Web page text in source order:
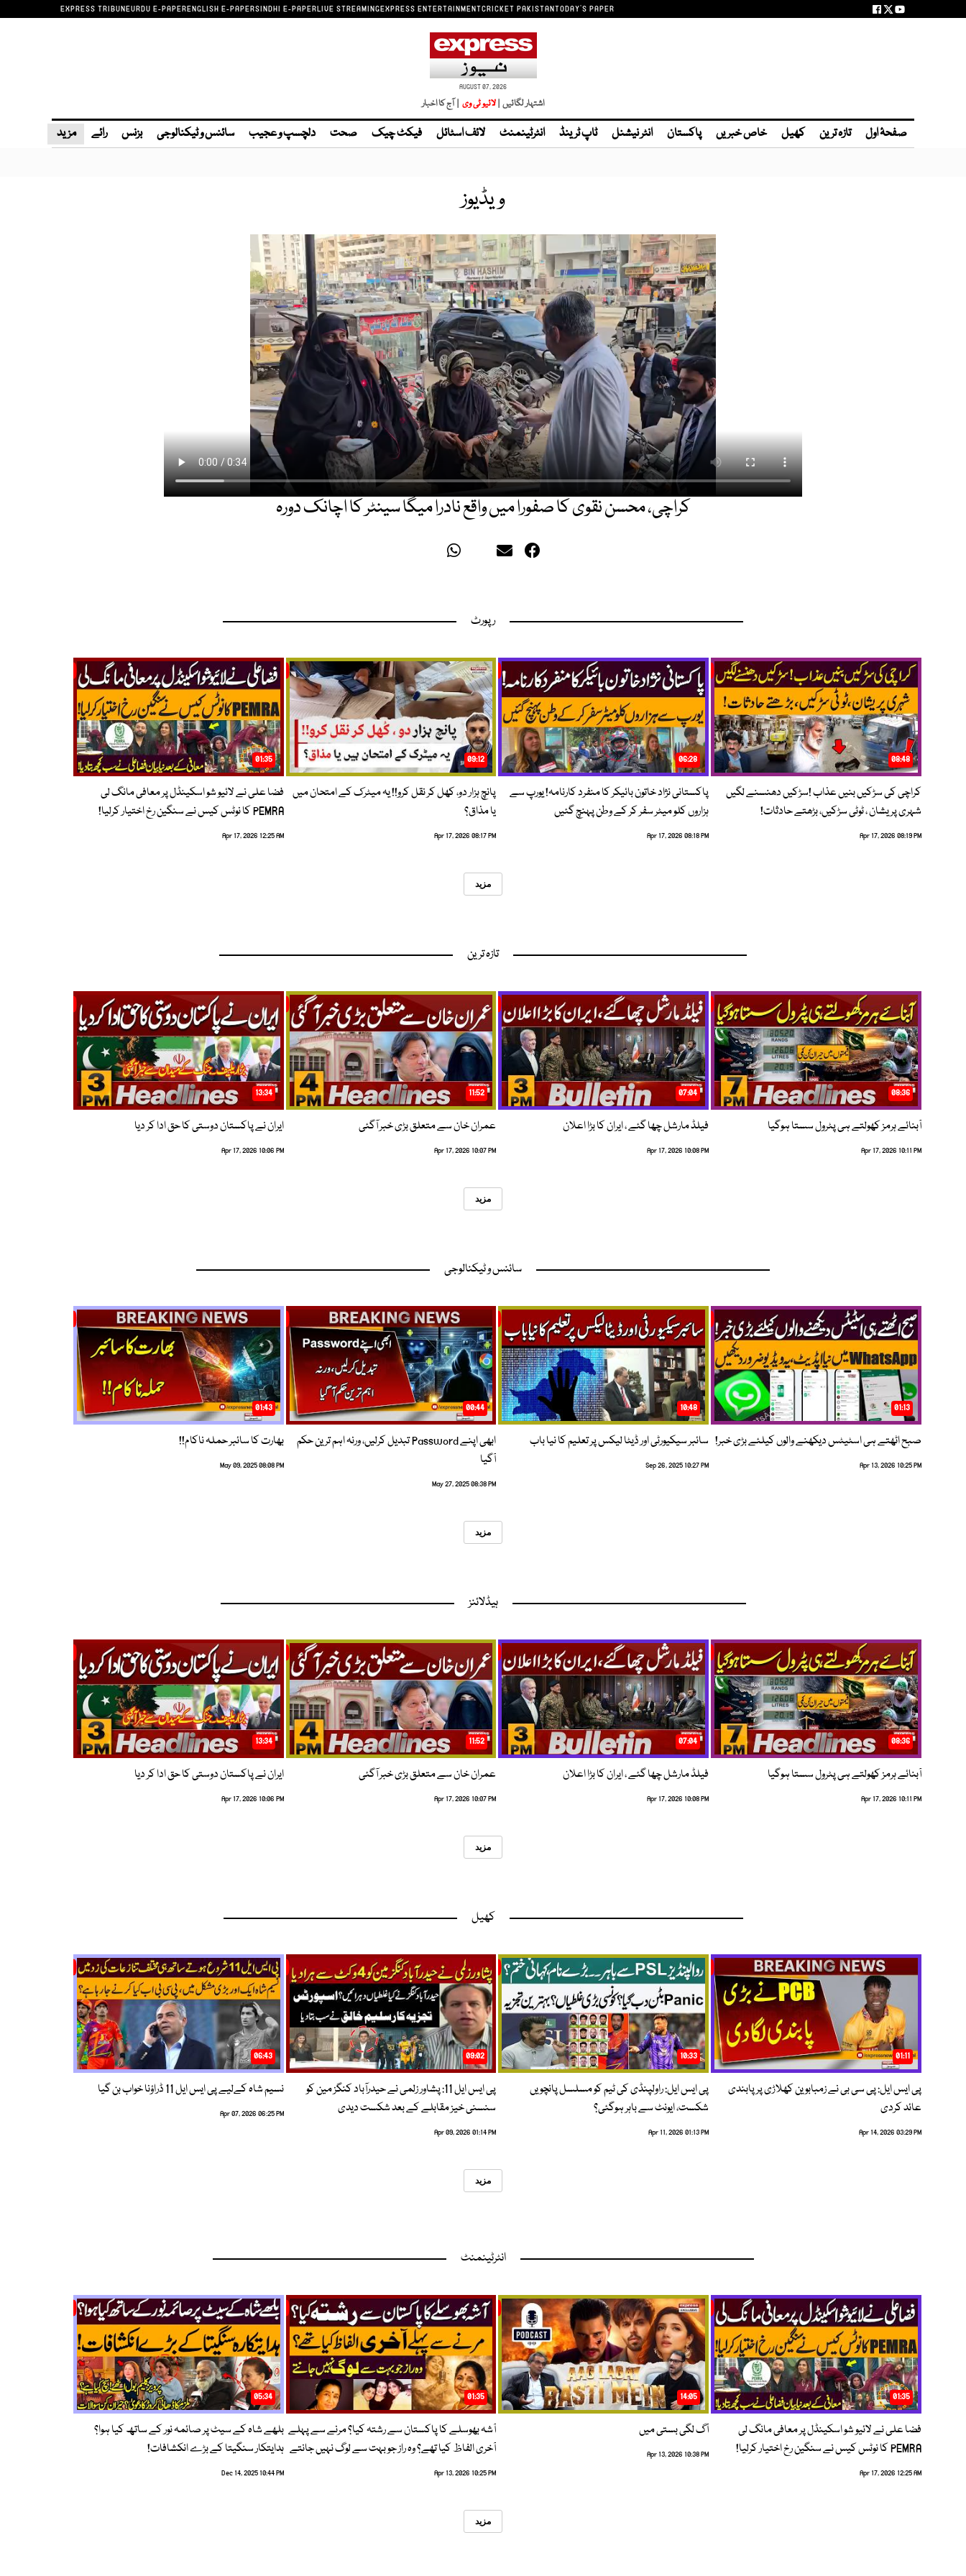
EXPRESS TRIBUNEURDU E-PAPERENGLISH E-PAPERSINDHI E-PAPERLIVE STREAMINGEXPRESS ENTERTAINMENTCRICKET PAKISTANTODAY'S PAPER
AUGUST 07, 2026
اشتہار لگائیں |لائیو ٹی وی | آج کا اخبار
صفحۂ اول تازہ ترین کھیل خاص خبریں پاکستان انٹر نیشنل ٹاپ ٹرینڈ انٹرٹینمنٹ لائف اسٹائل فیکٹ چیک صحت دلچسپ و عجیب سائنس و ٹیکنالوجی بزنس رائے مزید
ویڈیوز
کراچی، محسن نقوی کا صفورا میں واقع نادرا میگا سینٹر کا اچانک دورہ
رپورٹ
08:48
کراچی کی سڑکیں بنیں عذاب !سڑکیں دھنسنے لگیں
شہری پریشان ، ٹوٹی سڑکیں، بڑھتے حادثات!
Apr 17, 2026 08:19 PM
06:28
پاکستانی نژاد خاتون بائیکر کا منفرد کارنامہ! یورپ سے
ہزاروں کلو میٹر سفر کر کے وطن پہنچ گئیں
Apr 17, 2026 08:18 PM
09:12
پانچ ہزار دو، کھل کر نقل کرو!! یہ میٹرک کے امتحان میں
یا مذاق؟
Apr 17, 2026 08:17 PM
01:35
فضا علی نے لائیو شو اسکینڈل پر معافی مانگ لی
PEMRA کا نوٹس کیس نے سنگین رخ اختیار کرلیا!
Apr 17, 2026 12:25 AM
مزید
تازہ ترین
08:36
آبنائے ہرمز کھولتے ہی پٹرول سستا ہوگیا
Apr 17, 2026 10:11 PM
07:04
فیلڈ مارشل چھا گئے ، ایران کا بڑا اعلان
Apr 17, 2026 10:08 PM
11:52
عمران خان سے متعلق بڑی خبر آگئی
Apr 17, 2026 10:07 PM
13:34
ایران نے پاکستان دوستی کا حق ادا کر دیا
Apr 17, 2026 10:06 PM
مزید
سائنس و ٹیکنالوجی
01:13
صبح اٹھتے ہی اسٹیٹس دیکھنے والوں کیلئے بڑی خبر!
Apr 13, 2026 10:25 PM
10:48
سائبر سیکیورٹی اور ڈیٹا لیکس پر تعلیم کا نیا باب
Sep 26, 2025 10:27 PM
00:44
ابھی اپنے Password تبدیل کرلیں، ورنہ اہم ترین حکم
آگیا
May 27, 2025 08:38 PM
01:43
بھارت کا سائبر حملہ ناکام!!
May 09, 2025 08:08 PM
مزید
ہیڈلائنز
08:36
آبنائے ہرمز کھولتے ہی پٹرول سستا ہوگیا
Apr 17, 2026 10:11 PM
07:04
فیلڈ مارشل چھا گئے ، ایران کا بڑا اعلان
Apr 17, 2026 10:08 PM
11:52
عمران خان سے متعلق بڑی خبر آگئی
Apr 17, 2026 10:07 PM
13:34
ایران نے پاکستان دوستی کا حق ادا کر دیا
Apr 17, 2026 10:06 PM
مزید
کھیل
01:11
پی ایس ایل: پی سی بی نے زمبابوین کھلاڑی پر پابندی
عائد کردی
Apr 14, 2026 03:29 PM
10:33
پی ایس ایل: راولپنڈی کی ٹیم کو مسلسل پانچویں
شکست، ایونٹ سے باہر ہوگئی؟
Apr 11, 2026 01:13 PM
09:02
پی ایس ایل 11: پشاور زلمی نے حیدرآباد کنگز مین کو
سنسنی خیز مقابلے کے بعد شکست دیدی
Apr 09, 2026 01:14 PM
06:43
نسیم شاہ کےلیے پی ایس ایل 11 ڈراؤنا خواب بن گیا
Apr 07, 2026 06:25 PM
مزید
انٹرٹینمنٹ
01:35
فضا علی نے لائیو شو اسکینڈل پر معافی مانگ لی
PEMRA کا نوٹس کیس نے سنگین رخ اختیار کرلیا!
Apr 17, 2026 12:25 AM
14:05
آگ لگی بستی میں
Apr 13, 2026 10:38 PM
01:35
آشہ بھوسلے کا پاکستان سے رشتہ کیا؟ مرنے سے پہلے
آخری الفاظ کیا تھے؟ وہ راز جو بہت سے لوگ نہیں جانتے
Apr 13, 2026 10:25 PM
05:34
بلھے شاہ کے سیٹ پر صائمہ نور کے ساتھ کیا ہوا؟
ہدایتکار سنگیتا کے بڑے انکشافات!
Dec 14, 2025 10:44 PM
مزید